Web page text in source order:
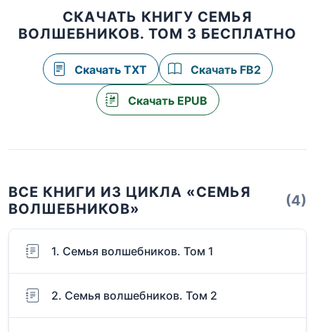
СКАЧАТЬ КНИГУ СЕМЬЯ
ВОЛШЕБНИКОВ. ТОМ 3 БЕСПЛАТНО
Скачать TXT Скачать FB2
Скачать EPUB
ВСЕ КНИГИ ИЗ ЦИКЛА «СЕМЬЯ
ВОЛШЕБНИКОВ»
(4)
1. Семья волшебников. Том 1
2. Семья волшебников. Том 2